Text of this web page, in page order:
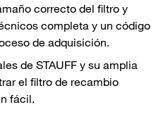
correcto del filtro y
completa y un código
de adquisición.
de STAUFF y su amplia
el filtro de recambio
fácil.